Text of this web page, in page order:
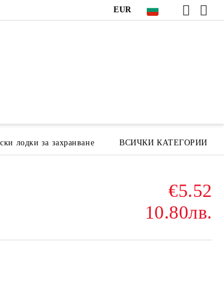
EUR
лодки за захранване ВСИЧКИ КАТЕГОРИИ
€5.52
10.80лв.